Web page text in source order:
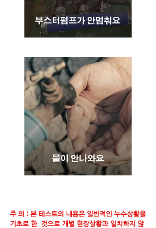
주 의 : 본 테스트의 내용은 일반적인 누수상황을
기초로 한 것으로 개별 현장상황과 일치하지 않